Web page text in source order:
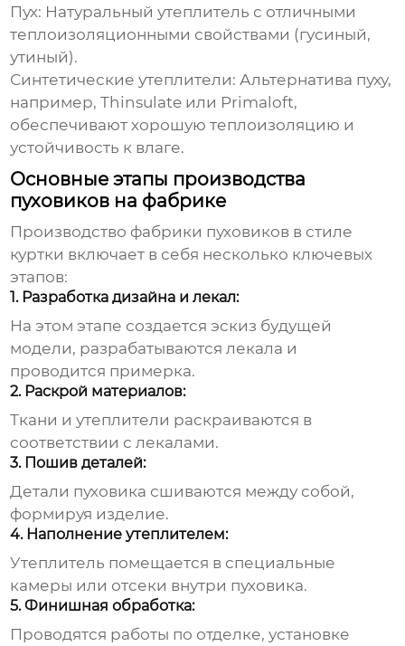
Пух: Натуральный утеплитель с отличными
теплоизоляционными свойствами (гусиный,
утиный).
Синтетические утеплители: Альтернатива пуху,
например, Thinsulate или Primaloft,
обеспечивают хорошую теплоизоляцию и
устойчивость к влаге.
Основные этапы производства
пуховиков на фабрике
Производство фабрики пуховиков в стиле
куртки включает в себя несколько ключевых
этапов:
1. Разработка дизайна и лекал:
На этом этапе создается эскиз будущей
модели, разрабатываются лекала и
проводится примерка.
2. Раскрой материалов:
Ткани и утеплители раскраиваются в
соответствии с лекалами.
3. Пошив деталей:
Детали пуховика сшиваются между собой,
формируя изделие.
4. Наполнение утеплителем:
Утеплитель помещается в специальные
камеры или отсеки внутри пуховика.
5. Финишная обработка:
Проводятся работы по отделке, установке